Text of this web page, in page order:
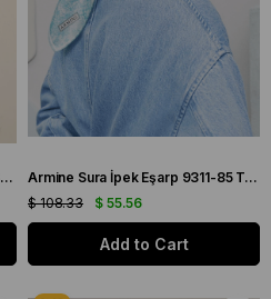
Armine Tivil İpek Eşarp 9311-07 Sarı Karışık Desen
Armine Sura İpek Eşarp 9311-85 Turkuaz Karışık Desen
$ 55.56
$ 108.33
Add to Cart